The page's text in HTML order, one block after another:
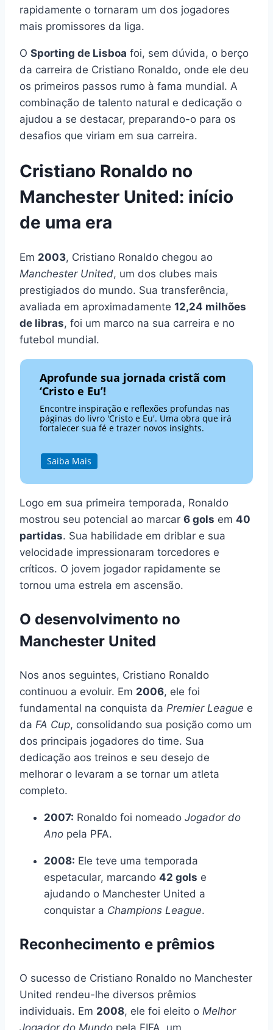
rapidamente o tornaram um dos jogadores
mais promissores da liga.
O Sporting de Lisboa foi, sem dúvida, o berço
da carreira de Cristiano Ronaldo, onde ele deu
os primeiros passos rumo à fama mundial. A
combinação de talento natural e dedicação o
ajudou a se destacar, preparando-o para os
desafios que viriam em sua carreira.
Cristiano Ronaldo no
Manchester United: início
de uma era
Em 2003, Cristiano Ronaldo chegou ao
Manchester United, um dos clubes mais
prestigiados do mundo. Sua transferência,
avaliada em aproximadamente 12,24 milhões
de libras, foi um marco na sua carreira e no
futebol mundial.
Aprofunde sua jornada cristã com
‘Cristo e Eu’!
Encontre inspiração e reflexões profundas nas
páginas do livro 'Cristo e Eu'. Uma obra que irá
fortalecer sua fé e trazer novos insights.
Saiba Mais
Logo em sua primeira temporada, Ronaldo
mostrou seu potencial ao marcar 6 gols em 40
partidas. Sua habilidade em driblar e sua
velocidade impressionaram torcedores e
críticos. O jovem jogador rapidamente se
tornou uma estrela em ascensão.
O desenvolvimento no
Manchester United
Nos anos seguintes, Cristiano Ronaldo
continuou a evoluir. Em 2006, ele foi
fundamental na conquista da Premier League e
da FA Cup, consolidando sua posição como um
dos principais jogadores do time. Sua
dedicação aos treinos e seu desejo de
melhorar o levaram a se tornar um atleta
completo.
2007: Ronaldo foi nomeado Jogador do
Ano pela PFA.
2008: Ele teve uma temporada
espetacular, marcando 42 gols e
ajudando o Manchester United a
conquistar a Champions League.
Reconhecimento e prêmios
O sucesso de Cristiano Ronaldo no Manchester
United rendeu-lhe diversos prêmios
individuais. Em 2008, ele foi eleito o Melhor
Jogador do Mundo pela FIFA, um